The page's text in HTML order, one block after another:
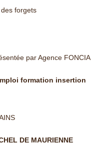
forgets
par Agence FONCIA
formation insertion
DE MAURIENNE